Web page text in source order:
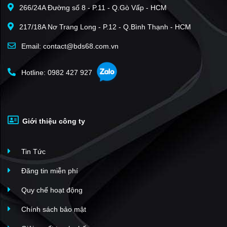
Lumiere EverGreen
Xuân Phương Tasco
(20)
Sun Square
Capital Elite
The Sakura - Vinhomes Smart City
Hoàng Thành Pearl
The Sun Mễ Trì
Mỹ Đình II
An Bình Plaza
Mỹ Đình Plaza 2
266/24A Đường số 8 - P.11 - Q.Gò Vấp - HCM
217/18A Nơ Trang Long - P.12 - Q.Bình Thạnh - HCM
Email: contact@bds68.com.vn
Hotline: 0982 427 927
Giới thiệu công ty
Tin Tức
Đăng tin miễn phí
Quy chế hoạt động
Chính sách bảo mật